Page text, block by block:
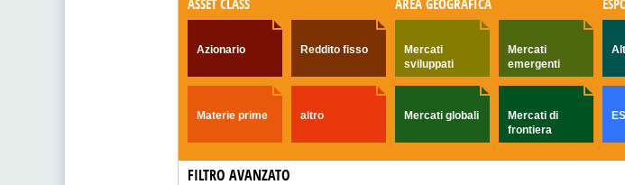
ASSET CLASS
Azionario Reddito fisso
Materie prime altro
AREA GEOGRAFICA
Mercati
sviluppati
Mercati
emergenti
Mercati globali
Mercati di
frontiera
FILTRO AVANZATO